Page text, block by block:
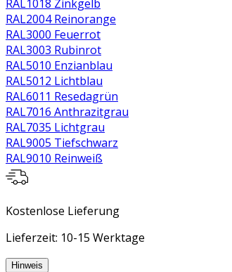
RAL1018 Zinkgelb
RAL2004 Reinorange
RAL3000 Feuerrot
RAL3003 Rubinrot
RAL5010 Enzianblau
RAL5012 Lichtblau
RAL6011 Resedagrün
RAL7016 Anthrazitgrau
RAL7035 Lichtgrau
RAL9005 Tiefschwarz
RAL9010 Reinweiß
Kostenlose Lieferung
Lieferzeit: 10-15 Werktage
Hinweis